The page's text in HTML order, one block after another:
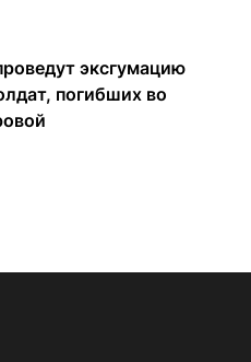
эксгумацию
погибших во